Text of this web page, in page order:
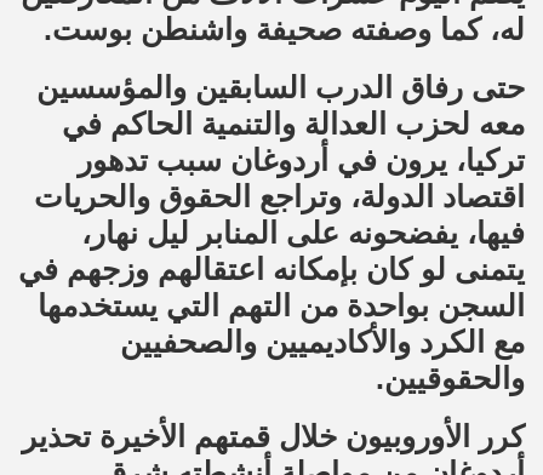
له، كما وصفته صحيفة واشنطن بوست.
حتى رفاق الدرب السابقين والمؤسسين
معه لحزب العدالة والتنمية الحاكم في
تركيا، يرون في أردوغان سبب تدهور
اقتصاد الدولة، وتراجع الحقوق والحريات
فيها، يفضحونه على المنابر ليل نهار،
يتمنى لو كان بإمكانه اعتقالهم وزجهم في
السجن بواحدة من التهم التي يستخدمها
مع الكرد والأكاديميين والصحفيين
والحقوقيين.
كرر الأوروبيون خلال قمتهم الأخيرة تحذير